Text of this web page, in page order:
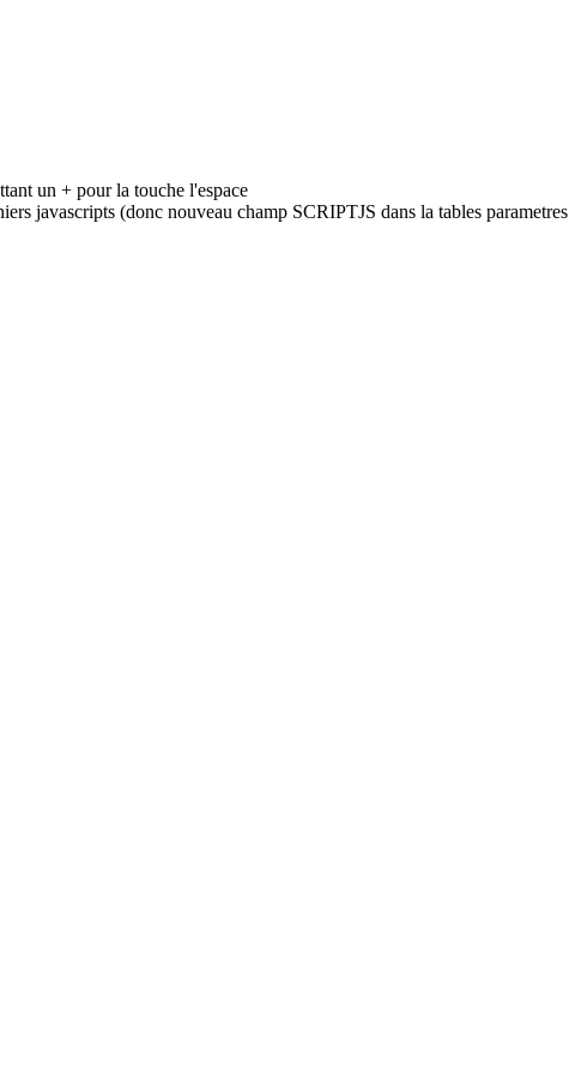
un + pour la touche l'espace
javascripts (donc nouveau champ SCRIPTJS dans la tables parametres